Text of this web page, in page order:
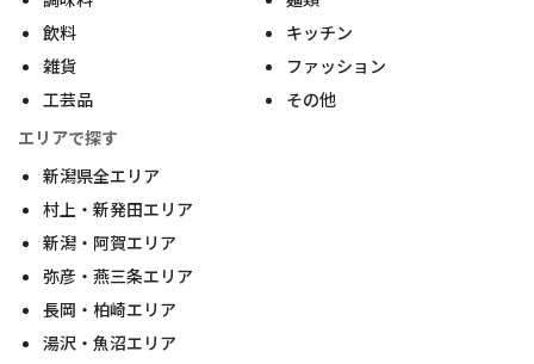
飲料
キッチン
雑貨
ファッション
工芸品
その他
エリアで探す
新潟県全エリア
村上・新発田エリア
新潟・阿賀エリア
弥彦・燕三条エリア
長岡・柏崎エリア
湯沢・魚沼エリア